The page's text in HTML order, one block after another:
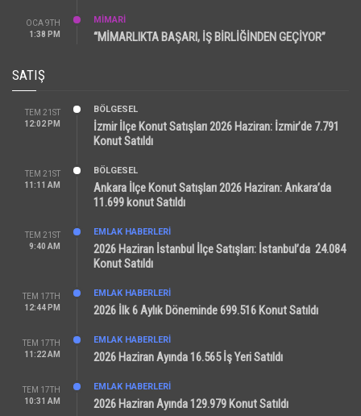
OCA 9TH
1:38 PM
MİMARİ
“MİMARLIKTA BAŞARI, İŞ BİRLİĞİNDEN GEÇİYOR”
SATIŞ
TEM 21ST
12:02 PM
BÖLGESEL
İzmir İlçe Konut Satışları 2026 Haziran: İzmir’de 7.791
Konut Satıldı
TEM 21ST
11:11 AM
BÖLGESEL
Ankara İlçe Konut Satışları 2026 Haziran: Ankara’da
11.699 konut Satıldı
TEM 21ST
9:40 AM
EMLAK HABERLERI
2026 Haziran İstanbul İlçe Satışları: İstanbul’da 24.084
Konut Satıldı
TEM 17TH
12:44 PM
EMLAK HABERLERI
2026 İlk 6 Aylık Döneminde 699.516 Konut Satıldı
TEM 17TH
11:22 AM
EMLAK HABERLERI
2026 Haziran Ayında 16.565 İş Yeri Satıldı
TEM 17TH
10:31 AM
EMLAK HABERLERI
2026 Haziran Ayında 129.979 Konut Satıldı